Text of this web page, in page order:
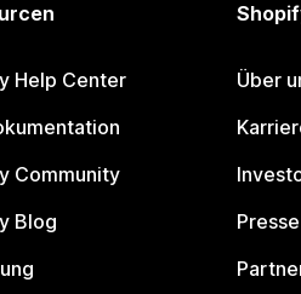
Help Center
Community
Blog
Über